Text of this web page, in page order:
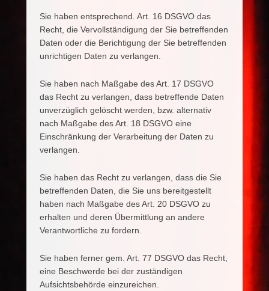
Sie haben entsprechend. Art. 16 DSGVO das
Recht, die Vervollständigung der Sie betreffenden
Daten oder die Berichtigung der Sie betreffenden
unrichtigen Daten zu verlangen.
Sie haben nach Maßgabe des Art. 17 DSGVO
das Recht zu verlangen, dass betreffende Daten
unverzüglich gelöscht werden, bzw. alternativ
nach Maßgabe des Art. 18 DSGVO eine
Einschränkung der Verarbeitung der Daten zu
verlangen.
Sie haben das Recht zu verlangen, dass die Sie
betreffenden Daten, die Sie uns bereitgestellt
haben nach Maßgabe des Art. 20 DSGVO zu
erhalten und deren Übermittlung an andere
Verantwortliche zu fordern.
Sie haben ferner gem. Art. 77 DSGVO das Recht,
eine Beschwerde bei der zuständigen
Aufsichtsbehörde einzureichen.